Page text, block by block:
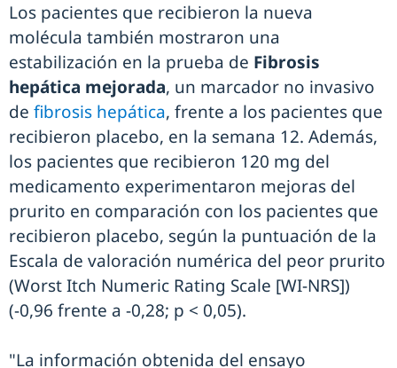
Los pacientes que recibieron la nueva
molécula también mostraron una
estabilización en la prueba de Fibrosis
hepática mejorada, un marcador no invasivo
de fibrosis hepática, frente a los pacientes que
recibieron placebo, en la semana 12. Además,
los pacientes que recibieron 120 mg del
medicamento experimentaron mejoras del
prurito en comparación con los pacientes que
recibieron placebo, según la puntuación de la
Escala de valoración numérica del peor prurito
(Worst Itch Numeric Rating Scale [WI-NRS])
(-0,96 frente a -0,28; p < 0,05).
"La información obtenida del ensayo